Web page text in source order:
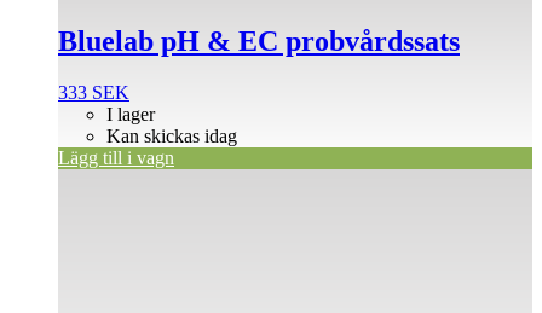
Bluelab pH & EC probvårdssats
333 SEK
I lager
Kan skickas idag
Lägg till i vagn